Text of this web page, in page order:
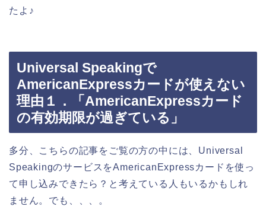
たよ♪
Universal Speakingで
AmericanExpressカードが使えない
理由１．「AmericanExpressカード
の有効期限が過ぎている」
多分、こちらの記事をご覧の方の中には、Universal
SpeakingのサービスをAmericanExpressカードを使っ
て申し込みできたら？と考えている人もいるかもしれ
ません。でも、、、。